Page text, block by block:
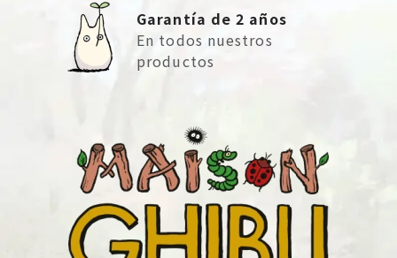
Garantía de 2 años
En todos nuestros
productos